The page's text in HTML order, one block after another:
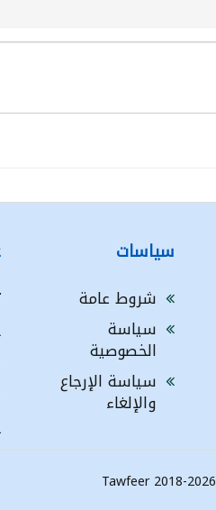
سياسات
شروط عامة
سياسة
الخصوصية
سياسة الإرجاع
والإلغاء
Tawfeer 2018-2026